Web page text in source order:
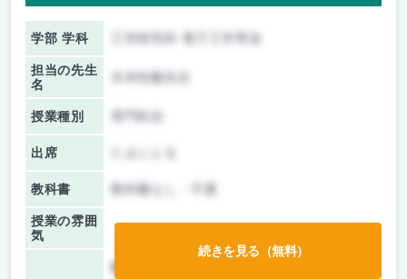
学部 学科
担当の先生
名
木本恒暢先生
授業種別
出席
教科書 教科書なし・不要
授業の雰囲
気
前期/中間：
続きを見る（無料）